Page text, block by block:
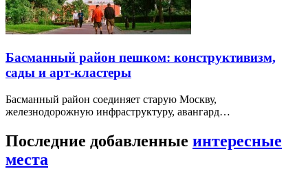
Басманный район пешком: конструктивизм,
сады и арт-кластеры
Басманный район соединяет старую Москву,
железнодорожную инфраструктуру, авангард…
Последние добавленные интересные
места